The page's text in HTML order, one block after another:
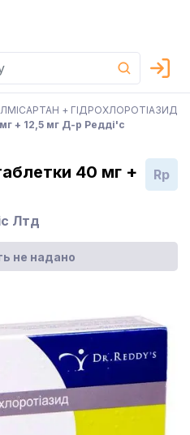
+ ГІДРОХЛОРОТІАЗИД
+ 12,5 мг Д-р Редді'с
40 мг +
Лтд
Rp
не надано